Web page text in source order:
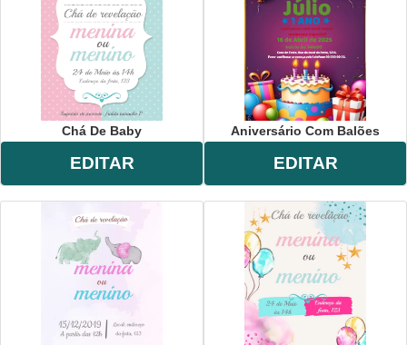
Chá De Baby
EDITAR
Aniversário Com Balões
EDITAR